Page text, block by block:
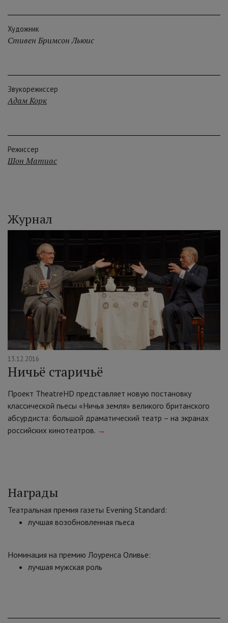
Художник
Стивен Бримсон Льюис
Звукорежиссер
Адам Корк
Режиссер
Шон Матиас
Журнал
13.12.2016
Ничьё старичьё
Проект TheatreHD представляет новую постановку
классической пьесы «Ничья земля» великого британского
абсурдиста: большой драматический театр – на экранах
российских кинотеатров. →
Награды
Театральная премия газеты Evening Standard:
лучшая возобновленная пьеса
Номинация на премию Лоуренса Оливье:
лучшая мужская роль